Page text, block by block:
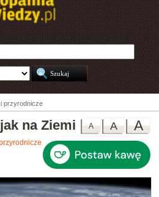
przyrodnicze
A
A
A
na Ziemi